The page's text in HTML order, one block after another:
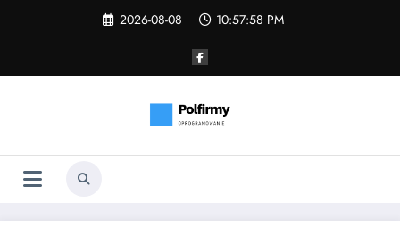
2026-08-08 10:57:59 PM